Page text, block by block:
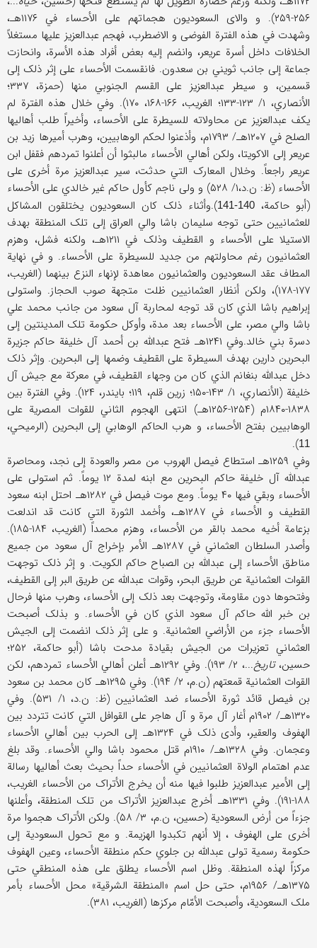
۲۵۶-۲۵۹). و والای السعودیون هجماتهم علی الأحساء في ۱۱۷۶هـ،
وشهدت في هذه الفترة الفوضی و الاضطرب، فهجم عبدالعزیز علیها مستغلاً
الخلافات داخل أسرة عریعر، وانضم إلیه بعض أفراد هذه الأسرة، وانحازت
جماعة إلی جانب ثویني بن سعدون. فانقسمت الأحساء علی إثر ذلک إلی
قسمین، و سیطر عبدالعزیز علی القسم الجنوبي منها (حمزة، ۳۳۷؛
الأنصاري، ۱/ ۱۲۳-۱۳۳؛ الغریب، ۱۶۶-۱۶۸، ۱۷۰). وفي خلال هذه الفترة لم
یکف عبدالعزیز عن محاولاته للسیطرة علی الأحساء، وأخیراً طلب أهالیها
الصلح في ۱۲۰۷هـ/ ۱۷۹۳م، وأذعنوا لحکم الوهابیین، وهرب أمیرها زید بن
عریعر إلی الاکویتا، ولکن أهالي الأحساء مالبثوا أن أعلنوا تمردهم فقفل ابن
عریعر راجعاً. وخلال المعارک التي حدثت، سیر عبدالعزیز مرة أخری علی
الأحساء (ظ: ن.د،۱/ ۵۲۸) و ولی ناجم کأول حاکم غیر خالدي علی الأحساء
(أبو حاکمة، 140-141
).وأثناء ذلک کان السعودیون یختلقون المشاکل
للعثمانیین حتی توجه سلیمان باشا والي العراق إلی تلک المنطقة بهدف
الاستیلا علی الأحساء و القطیف وذلک في ۱۲۱۱هـ، ولکنه فشل، وهزم
العثمانیون رغم محاولتهم من جدید للسیطرة علی الأحساء. و في نهایة
المطاف عقد السعودیون والعثمانیون معاهدة لإنهاء النزع بینهما (الغریب،
۱۷۷-۱۷۸)، ولکن أنظار العثمانیین ظلت متجهة صوب الحجاز. واستولی
إبراهیم باشا الذي کان قد توجه لمحاربة آل سعود من جانب محمد علي
باشا والي مصر، علی الأحساء بعد مدة، وأوکل حکومة تلک المدینتین إلی
دسرة بني خالد.وفي ۱۲۴۱هـ فتح عبدالله بن أحمد آل خلیفة حاکم جزیرة
البحرین دارین بهدف السیطرة علی القطیف وضمها إلی البحرین. وإثر ذلک
دخل عبدالله بنغانم الذي کان من وجهاء القطیف، في معرکة مع جیش آل
خلیفة (الأنصاري، ۱/ ۱۴۳-۱۵۰؛ زرین قلم، ۱۱۹؛ بایندر، ۱۲۴). وفي الفترة بین
۱۸۳۸-۱۸۴۰م (۱۲۵۴-۱۲۵۶هـ) انتهی الهجوم الثاني للقوات المصریة علی
الوهابیین بفتح الأحساء، و هرب الحاکم الوهابي إلی البحرین (الرمیحي،
11
).
وفي ۱۲۵۹هـ استطاع فیصل الهروب من مصر والعودة إلی نجد، ومحاصرة
عبدالله آل خلیفة حاکم البحرین مع ابنه لمدة ۱۲ یوماً. ثم استولی علی
الأحساء وبقي فیها ۴۰ یوماً. ومع موت فیصل في ۱۲۸۲هـ احتل ابنه سعود
القطیف و الأحساء في ۱۲۸۷هـ، وأخمد الثورة التي کانت قد اندلعت
بزعامة أخیه محمد بالقر من الأحساء، وهزم محمداً (الغریب، ۱۸۴-۱۸۵).
وأصدر السلطان العثماني في ۱۲۸۷هـ الأمر بإخراج آل سعود من جمیع
مناطق الأحساء إلی عبدالله بن الصباح حاکم الکویت. و إثر ذلک توجهت
القوات العثمانیة عن طریق البحر، وقوات عبدالله عن طریق البر إلی القطیف،
وفتحوها دون مقاومة، وتوجهت بعد ذلک إلی الأحساء، وهرب منها فرحال
بن خبر الله حاکم آل سعود الذي کان في الأحساء. و بذلک أصبحت
الأحساء جزء من الأراضي العثمانیة. و علی إثر ذلک انضمت إلی الجیش
العثماني تعزیرات من الجیش بقیادة مدحت باشا (أبو حاکمة، ۲۵۲؛
حسین،تاریخ
...، ۲/ ۱۹۳). وفي ۱۲۹۲هـ أعلن أهالي الأحساء تمردهم، لکن
القوات العثمانیة قمعتهم (ن.م، ۲/ ۱۹۴). وفي ۱۲۹۵هـ کان محمد بن سعود
بن فیصل قائد ثورة الأحساء ضد العثمانیین (ظ: ن.د، ۱/ ۵۳۱). وفي
۱۳۲۰هـ/ ۱۹۰۲م أغار آل مرة و آل هاجر علی القوافل التي کانت تتردد بین
الهفوف والعقیر، وأدی ذلک في ۱۳۲۴هـ إلی الحرب بین أهالي الأحساء
وعجمان. وفي ۱۳۲۸هـ/ ۱۹۱۰م قتل محمود باشا والي الأحساء. وقد بلغ
عدم اهتمام الولاة العثمانیین في الأحساء حداً بحیث بعث أهالیها رسالة
إلی الأمیر عبدالعزیز طلبوا فیها منه أن یخرج الأتراک من الأحساء الغریب،
۱۸۸-۱۹۱). وفي ۱۳۳۱هـ أخرج عبدالعزیز الأتراک من تلک المنطقة، وأعلنها
جزءاً من أرض السعودیة (حسین، ن.م، ۳/ ۵۸). ولکن الأتراک هجموا مرة
أخری علی الهفوف ، إلا أنهم تکبدوا الهزیمة. و مع تحول السعودیة إلی
حکومة رسمیة تولی عبدالله بن جلوي حکم منطقة الأحساء، وعین الهفوف
مرکزاً لهذه المنطقة. وظل اسم الأحساء یطلق علی هذه المنطقي حتی
۱۳۷۵هـ/ ۱۹۵۶م، حتی حل اسم «المنطقة الشرقیة» محل الأحساء بأمر
ملک السعودیة، وأصبحت الأمّام مرکزها (الغریب، ۳۸۱).